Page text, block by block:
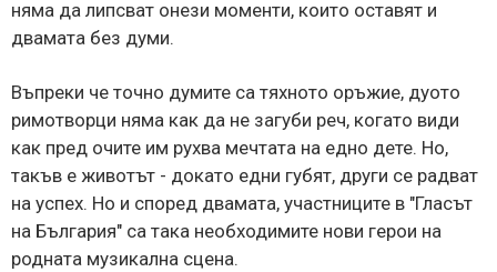
няма да липсват онези моменти, които оставят и
двамата без думи.
Въпреки че точно думите са тяхното оръжие, дуото
римотворци няма как да не загуби реч, когато види
как пред очите им рухва мечтата на едно дете. Но,
такъв е животът - докато едни губят, други се радват
на успех. Но и според двамата, участниците в "Гласът
на България" са така необходимите нови герои на
родната музикална сцена.